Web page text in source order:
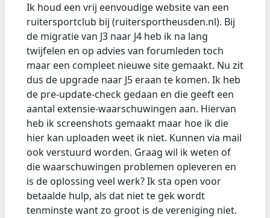
Ik houd een vrij eenvoudige website van een
ruitersportclub bij (ruitersportheusden.nl). Bij
de migratie van J3 naar J4 heb ik na lang
twijfelen en op advies van forumleden toch
maar een compleet nieuwe site gemaakt. Nu zit
dus de upgrade naar J5 eraan te komen. Ik heb
de pre-update-check gedaan en die geeft een
aantal extensie-waarschuwingen aan. Hiervan
heb ik screenshots gemaakt maar hoe ik die
hier kan uploaden weet ik niet. Kunnen via mail
ook verstuurd worden. Graag wil ik weten of
die waarschuwingen problemen opleveren en
is de oplossing veel werk? Ik sta open voor
betaalde hulp, als dat niet te gek wordt
tenminste want zo groot is de vereniging niet.